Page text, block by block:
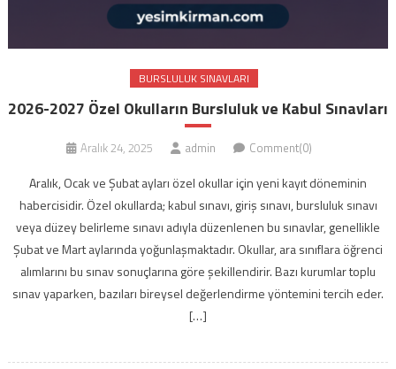
BURSLULUK SINAVLARI
2026-2027 Özel Okulların Bursluluk ve Kabul Sınavları
Aralık 24, 2025 admin Comment(0)
Aralık, Ocak ve Şubat ayları özel okullar için yeni kayıt döneminin
habercisidir. Özel okullarda; kabul sınavı, giriş sınavı, bursluluk sınavı
veya düzey belirleme sınavı adıyla düzenlenen bu sınavlar, genellikle
Şubat ve Mart aylarında yoğunlaşmaktadır. Okullar, ara sınıflara öğrenci
alımlarını bu sınav sonuçlarına göre şekillendirir. Bazı kurumlar toplu
sınav yaparken, bazıları bireysel değerlendirme yöntemini tercih eder.
[…]